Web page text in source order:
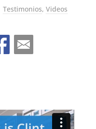
Testimonios, Videos